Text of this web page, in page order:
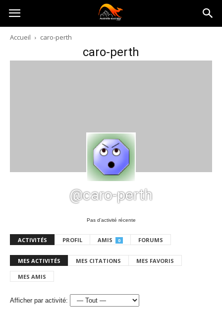
Australia-
australie.com
Accueil caro-perth
caro-perth
@caro-perth
Pas d’activité récente
ACTIVITÉS PROFIL AMIS 0 FORUMS
MES ACTIVITÉS MES CITATIONS MES FAVORIS
MES AMIS
Afficher par activité: